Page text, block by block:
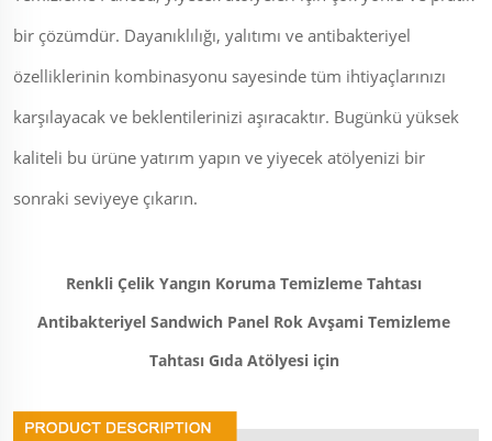
bir çözümdür. Dayanıklılığı, yalıtımı ve antibakteriyel
özelliklerinin kombinasyonu sayesinde tüm ihtiyaçlarınızı
karşılayacak ve beklentilerinizi aşıracaktır. Bugünkü yüksek
kaliteli bu ürüne yatırım yapın ve yiyecek atölyenizi bir
sonraki seviyeye çıkarın.
Renkli Çelik Yangın Koruma Temizleme Tahtası
Antibakteriyel Sandwich Panel Rok Avşami Temizleme
Tahtası Gıda Atölyesi için